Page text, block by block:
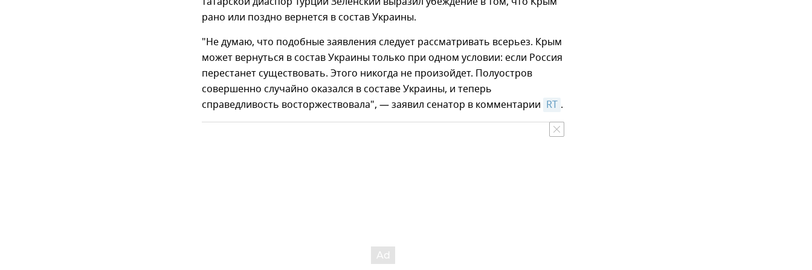
рано или поздно вернется в состав Украины.
"Не думаю, что подобные заявления следует рассматривать всерьез. Крым
может вернуться в состав Украины только при одном условии: если Россия
перестанет существовать. Этого никогда не произойдет. Полуостров
совершенно случайно оказался в составе Украины, и теперь
справедливость восторжествовала", — заявил сенатор в комментарии RT .